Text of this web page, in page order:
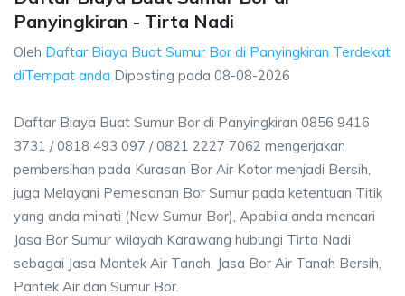
Panyingkiran - Tirta Nadi
Oleh Daftar Biaya Buat Sumur Bor di Panyingkiran Terdekat
diTempat anda Diposting pada 08-08-2026
Daftar Biaya Buat Sumur Bor di Panyingkiran 0856 9416
3731 / 0818 493 097 / 0821 2227 7062 mengerjakan
pembersihan pada Kurasan Bor Air Kotor menjadi Bersih,
juga Melayani Pemesanan Bor Sumur pada ketentuan Titik
yang anda minati (New Sumur Bor), Apabila anda mencari
Jasa Bor Sumur wilayah Karawang hubungi Tirta Nadi
sebagai Jasa Mantek Air Tanah, Jasa Bor Air Tanah Bersih,
Pantek Air dan Sumur Bor.